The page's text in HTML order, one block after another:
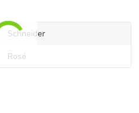
Schneider
Rosé